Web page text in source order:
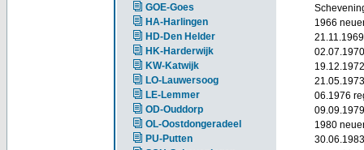
GOE-Goes
HA-Harlingen
HD-Den Helder
HK-Harderwijk
KW-Katwijk
LO-Lauwersoog
LE-Lemmer
OD-Ouddorp
OL-Oostdongeradeel
PU-Putten
1966
06.1976
1980